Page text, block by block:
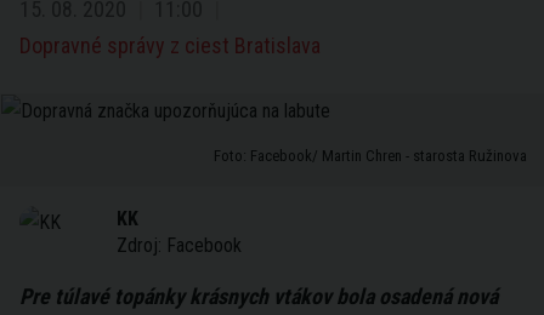
Dopravné správy z ciest Bratislava
Foto: Facebook/ Martin Chren - starosta Ružinova
KK
Zdroj: Facebook
Pre túlavé topánky krásnych vtákov bola osadená nová